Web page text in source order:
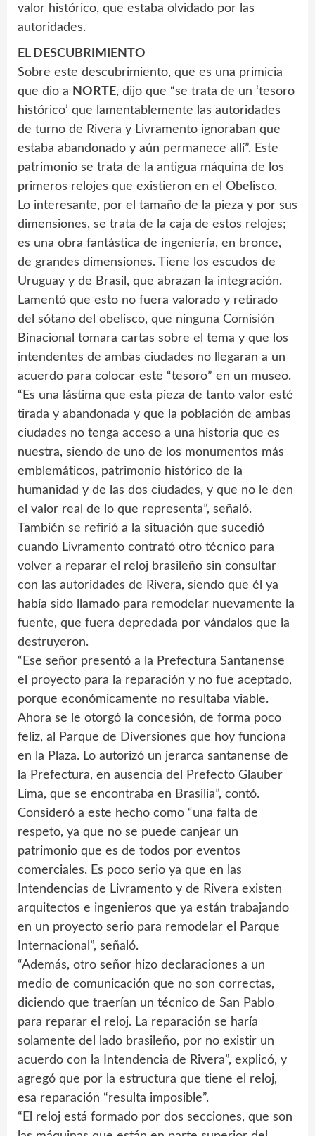
valor histórico, que estaba olvidado por las
autoridades.
EL DESCUBRIMIENTO
Sobre este descubrimiento, que es una primicia
que dio a NORTE, dijo que “se trata de un ‘tesoro
histórico’ que lamentablemente las autoridades
de turno de Rivera y Livramento ignoraban que
estaba abandonado y aún permanece allí”. Este
patrimonio se trata de la antigua máquina de los
primeros relojes que existieron en el Obelisco.
Lo interesante, por el tamaño de la pieza y por sus
dimensiones, se trata de la caja de estos relojes;
es una obra fantástica de ingeniería, en bronce,
de grandes dimensiones. Tiene los escudos de
Uruguay y de Brasil, que abrazan la integración.
Lamentó que esto no fuera valorado y retirado
del sótano del obelisco, que ninguna Comisión
Binacional tomara cartas sobre el tema y que los
intendentes de ambas ciudades no llegaran a un
acuerdo para colocar este “tesoro” en un museo.
“Es una lástima que esta pieza de tanto valor esté
tirada y abandonada y que la población de ambas
ciudades no tenga acceso a una historia que es
nuestra, siendo de uno de los monumentos más
emblemáticos, patrimonio histórico de la
humanidad y de las dos ciudades, y que no le den
el valor real de lo que representa”, señaló.
También se refirió a la situación que sucedió
cuando Livramento contrató otro técnico para
volver a reparar el reloj brasileño sin consultar
con las autoridades de Rivera, siendo que él ya
había sido llamado para remodelar nuevamente la
fuente, que fuera depredada por vándalos que la
destruyeron.
“Ese señor presentó a la Prefectura Santanense
el proyecto para la reparación y no fue aceptado,
porque económicamente no resultaba viable.
Ahora se le otorgó la concesión, de forma poco
feliz, al Parque de Diversiones que hoy funciona
en la Plaza. Lo autorizó un jerarca santanense de
la Prefectura, en ausencia del Prefecto Glauber
Lima, que se encontraba en Brasilia”, contó.
Consideró a este hecho como “una falta de
respeto, ya que no se puede canjear un
patrimonio que es de todos por eventos
comerciales. Es poco serio ya que en las
Intendencias de Livramento y de Rivera existen
arquitectos e ingenieros que ya están trabajando
en un proyecto serio para remodelar el Parque
Internacional”, señaló.
“Además, otro señor hizo declaraciones a un
medio de comunicación que no son correctas,
diciendo que traerían un técnico de San Pablo
para reparar el reloj. La reparación se haría
solamente del lado brasileño, por no existir un
acuerdo con la Intendencia de Rivera”, explicó, y
agregó que por la estructura que tiene el reloj,
esa reparación “resulta imposible”.
“El reloj está formado por dos secciones, que son